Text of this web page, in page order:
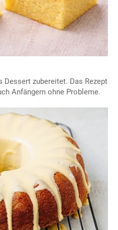
zubereitet. Das Rezept
Anfängern ohne Probleme.